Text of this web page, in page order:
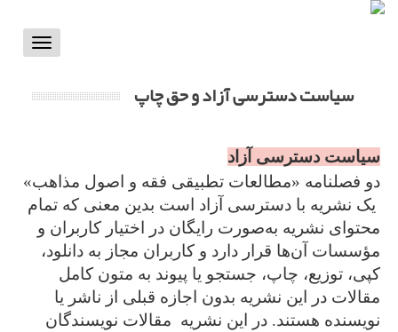
Toggle
سیاست دسترسی آزاد و حق چاپ
سیاست دسترسی آزاد
دو فصلنامه «مطالعات تطبیقی فقه و اصول مذاهب»
یک نشریه با دسترسی آزاد است بدین معنی که تمام
محتوای نشریه به‌صورت رایگان در اختیار کاربران و
مؤسسات آن‌ها قرار دارد و کاربران مجاز به دانلود،
کپی، توزیع، چاپ، جستجو یا پیوند به متون کامل
مقالات در این نشریه بدون اجازه قبلی از ناشر یا
نویسنده هستند. در این نشریه مقالات نویسندگان